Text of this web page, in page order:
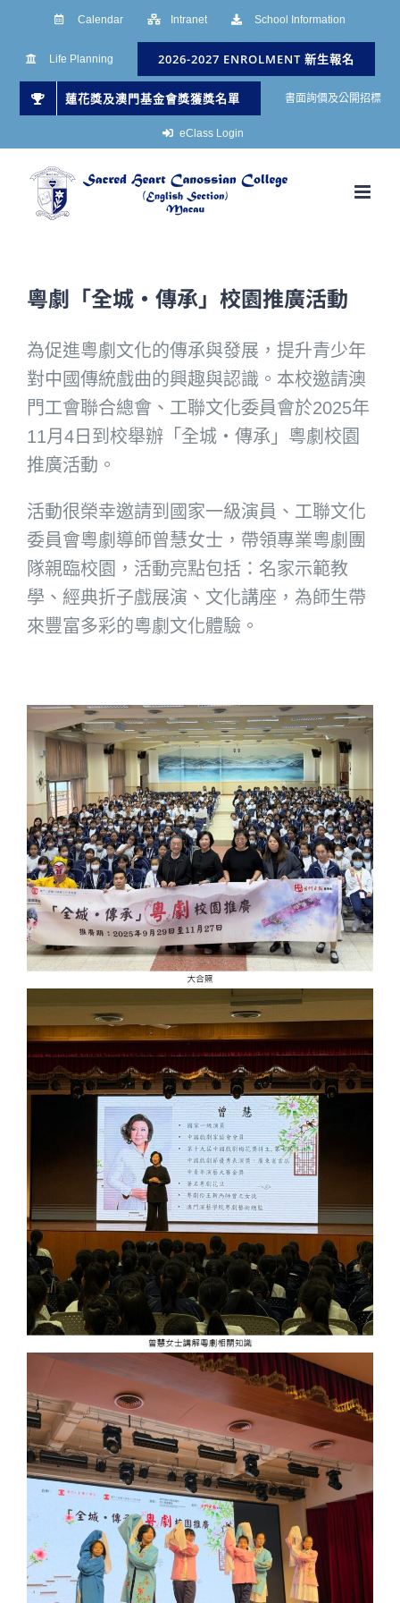
Calendar Intranet School Information
Life Planning 2026-2027 ENROLMENT 新生報名
蓮花獎及澳門基金會獎獲獎名單 書面詢價及公開招標
eClass Login
粵劇「全城‧傳承」校園推廣活動
為促進粵劇文化的傳承與發展，提升青少年
對中國傳統戲曲的興趣與認識。本校邀請澳
門工會聯合總會、工聯文化委員會於2025年
11月4日到校舉辦「全城‧傳承」粵劇校園
推廣活動。
活動很榮幸邀請到國家一級演員、工聯文化
委員會粵劇導師曾慧女士，帶領專業粵劇團
隊親臨校園，活動亮點包括：名家示範教
學、經典折子戲展演、文化講座，為師生帶
來豐富多彩的粵劇文化體驗。